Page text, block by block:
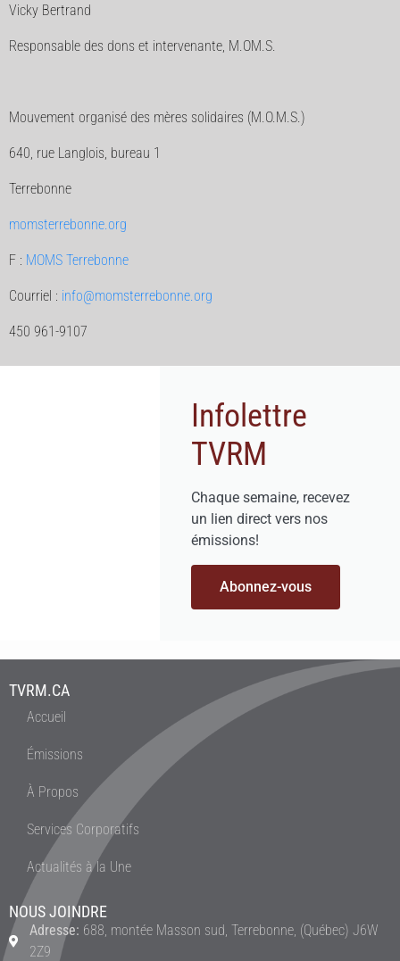
Vicky Bertrand
Responsable des dons et intervenante, M.OM.S.
Mouvement organisé des mères solidaires (M.O.M.S.)
640, rue Langlois, bureau 1
Terrebonne
momsterrebonne.org
F : MOMS Terrebonne
Courriel : info@momsterrebonne.org
450 961-9107
Infolettre
TVRM
Chaque semaine, recevez
un lien direct vers nos
émissions!
Abonnez-vous
TVRM.CA
Accueil
Émissions
À Propos
Services Corporatifs
Actualités à la Une
NOUS JOINDRE
Adresse: 688, montée Masson sud, Terrebonne, (Québec) J6W
2Z9